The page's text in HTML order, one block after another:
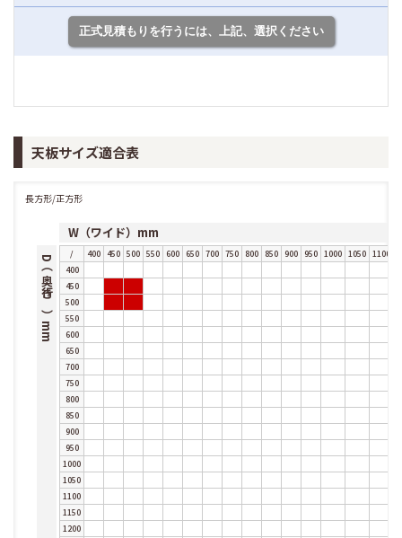
天板サイズ適合表
長方形/正方形
W（ワイド）mm
D（奥行き）mm
/ 400 450 500 550 600 650 700 750 800 850 900 950 1000 1050 1100
400
450
500
550
600
650
700
750
800
850
900
950
1000
1050
1100
1150
1200